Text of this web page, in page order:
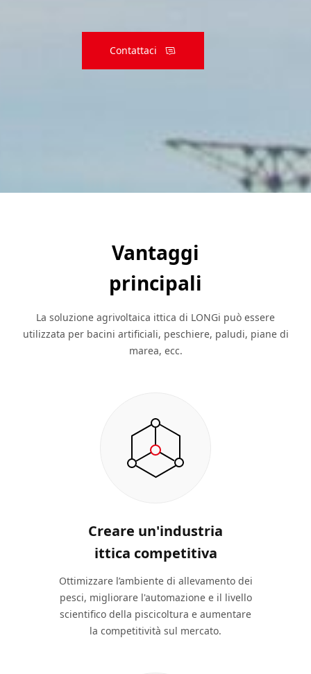
Contattaci
Vantaggi
principali
La soluzione agrivoltaica ittica di LONGi può essere
utilizzata per bacini artificiali, peschiere, paludi, piane di
marea, ecc.
Creare un'industria
ittica competitiva
Ottimizzare l’ambiente di allevamento dei
pesci, migliorare l'automazione e il livello
scientifico della piscicoltura e aumentare
la competitività sul mercato.